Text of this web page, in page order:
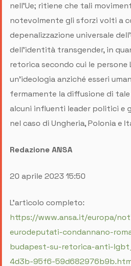
nell'Ue; ritiene che tali
notevolmente gli sforzi volti a
depenalizzazione universale
dell'identità transgender, in
retorica secondo cui le persone
un'ideologia anziché esseri
fermamente la diffusione di
alcuni influenti leader politici e
nel caso di Ungheria, Polonia e
Redazione ANSA
20 aprile 2023 15:50
L’articolo completo:
https://www.ansa.it/europa/
eurodeputati-condannano-
budapest-su-retorica-anti-
4d3b-95f6-